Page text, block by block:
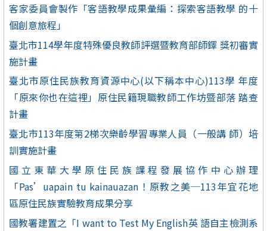
客家委員會製作「客語教學成果彙編：探索客語教學 的十
個創意旅程」
臺北市114學年度特殊優良教師評選暨教育部師鐸 獎初審實
施計畫
臺北市原住民族教育資源中心(以下稱本中心)113學 年度
「原來你也在這裡」原住民籍現職教師工作坊暨部落 踏查
計畫
臺北市113年度第2梯次樂齡學習專業人員（一般講 師）培
訓實施計畫
國立東華大學原住民族課程發展協作中心辦理
「Pas’uapain tu kainauazan！原教之美─113年宜花地
區原住民族實驗教育成果分享
國教署建置之「I want to Test My English英 語自主檢測系